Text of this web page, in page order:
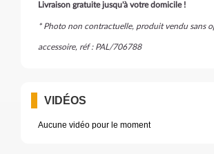
Livraison gratuite jusqu'à votre domicile !
* Photo non contractuelle, produit vendu sans
accessoire, réf : PAL/706788
VIDÉOS
Aucune vidéo pour le moment